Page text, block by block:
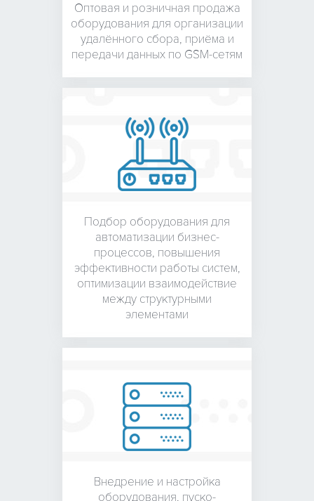
Оптовая и розничная продажа
оборудования для организации
удалённого сбора, приёма и
передачи данных по GSM-сетям
Подбор оборудования для
автоматизации бизнес-
процессов, повышения
эффективности работы систем,
оптимизации взаимодействие
между структурными
элементами
Внедрение и настройка
оборудования, пуско-